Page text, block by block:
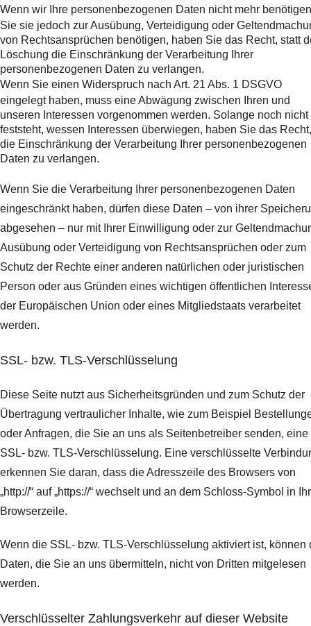
Wenn wir Ihre personenbezogenen Daten nicht mehr
Sie sie jedoch zur Ausübung, Verteidigung oder
von Rechtsansprüchen benötigen, haben Sie das Recht, statt
Löschung die Einschränkung der Verarbeitung Ihrer
personenbezogenen Daten zu verlangen.
Wenn Sie einen Widerspruch nach Art. 21 Abs. 1 DSGVO
eingelegt haben, muss eine Abwägung zwischen Ihren und
unseren Interessen vorgenommen werden. Solange noch nicht
feststeht, wessen Interessen überwiegen, haben Sie das Recht,
die Einschränkung der Verarbeitung Ihrer personenbezogenen
Daten zu verlangen.
Wenn Sie die Verarbeitung Ihrer personenbezogenen Daten
eingeschränkt haben, dürfen diese Daten – von ihrer
abgesehen – nur mit Ihrer Einwilligung oder zur
Ausübung oder Verteidigung von Rechtsansprüchen oder zum
Schutz der Rechte einer anderen natürlichen oder juristischen
Person oder aus Gründen eines wichtigen öffentlichen
der Europäischen Union oder eines Mitgliedstaats verarbeitet
werden.
SSL- bzw. TLS-Verschlüsselung
Diese Seite nutzt aus Sicherheitsgründen und zum Schutz der
Übertragung vertraulicher Inhalte, wie zum Beispiel
oder Anfragen, die Sie an uns als Seitenbetreiber senden, eine
SSL- bzw. TLS-Verschlüsselung. Eine verschlüsselte
erkennen Sie daran, dass die Adresszeile des Browsers von
„http://“ auf „https://“ wechselt und an dem Schloss-Symbol in
Browserzeile.
Wenn die SSL- bzw. TLS-Verschlüsselung aktiviert ist, können
Daten, die Sie an uns übermitteln, nicht von Dritten mitgelesen
werden.
Verschlüsselter Zahlungsverkehr auf dieser Website